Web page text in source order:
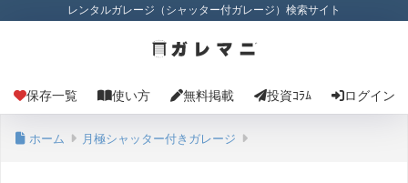
レンタルガレージ（シャッター付ガレージ）検索サイト
保存一覧 使い方 無料掲載 投資ｺﾗﾑ ログイン
ホーム 月極シャッター付きガレージ